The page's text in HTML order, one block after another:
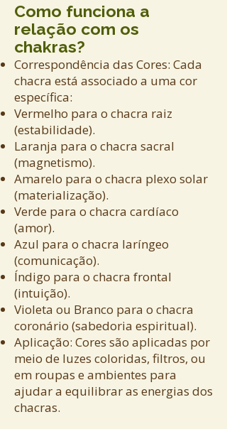
Como funciona a
relação com os
chakras?
Correspondência das Cores: Cada
chacra está associado a uma cor
específica:
Vermelho para o chacra raiz
(estabilidade).
Laranja para o chacra sacral
(magnetismo).
Amarelo para o chacra plexo solar
(materialização).
Verde para o chacra cardíaco
(amor).
Azul para o chacra laríngeo
(comunicação).
Índigo para o chacra frontal
(intuição).
Violeta ou Branco para o chacra
coronário (sabedoria espiritual).
Aplicação: Cores são aplicadas por
meio de luzes coloridas, filtros, ou
em roupas e ambientes para
ajudar a equilibrar as energias dos
chacras.